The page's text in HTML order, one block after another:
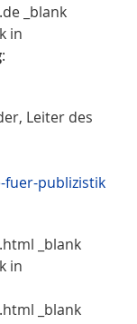
_blank
in
:
Leiter des
fuer-publizistik
_blank
in
_blank